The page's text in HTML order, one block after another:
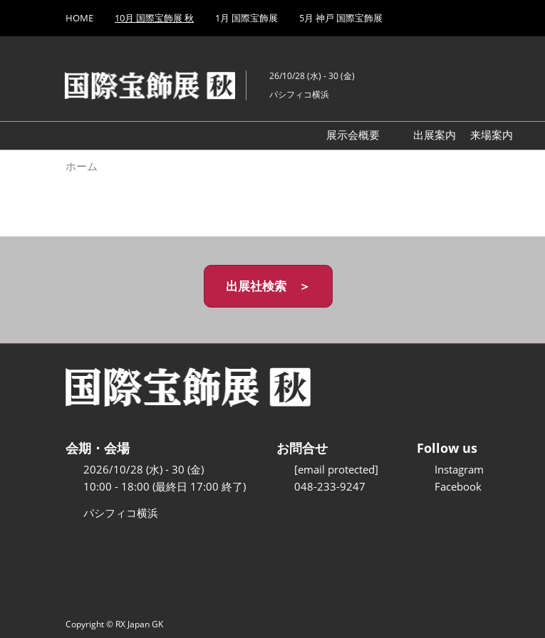
キ
し
て
to
HOME 10月 国際宝飾展 秋 1月 国際宝飾展 5月 神戸 国際宝飾展
26/10/28 (水) - 30 (金)
パシフィコ横浜
展示会概要
出展案内
来場案内
ホーム
出展社検索 ＞
会期・会場
2026/10/28 (水) - 30 (金)
10:00 - 18:00 (最終日 17:00 終了)
パシフィコ横浜
お問合せ
[email protected]
048-233-9247
Follow us
Instagram
Facebook
Copyright © RX Japan GK